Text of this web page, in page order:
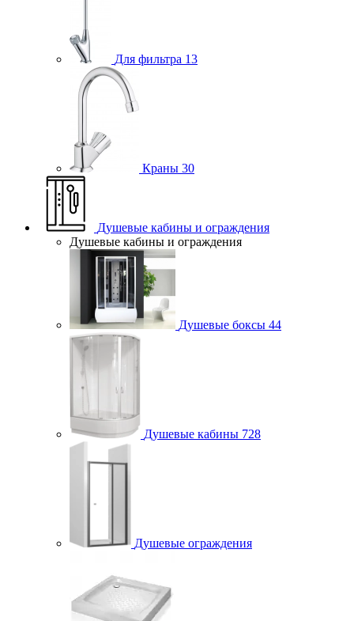
Для фильтра 13
Краны 30
Душевые кабины и ограждения
Душевые кабины и ограждения
Душевые боксы 44
Душевые кабины 728
Душевые ограждения